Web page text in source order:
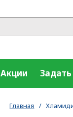
Акции
Главная /